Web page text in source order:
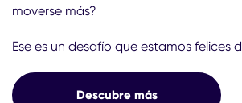
moverse más?
Ese es un desafío que estamos felices
Descubre más